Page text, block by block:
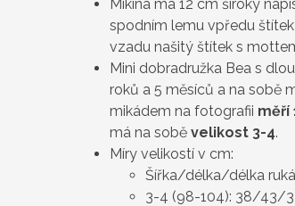
Mikina má 12 cm široký
spodním lemu vpředu
vzadu našitý štítek s
Mini dobradružka Bea s
roků a 5 měsíců a na sobě
mikádem na fotografii měří
má na sobě velikost 3-4.
Míry velikostí v cm:
Šířka/délka/délka
3-4 (98-104): 38/43/